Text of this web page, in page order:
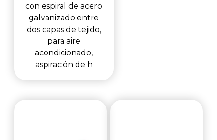
con espiral de acero
galvanizado entre
dos capas de tejido,
para aire
acondicionado,
aspiración de h